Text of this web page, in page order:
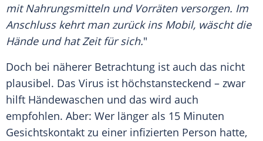
mit Nahrungsmitteln und Vorräten versorgen. Im
Anschluss kehrt man zurück ins Mobil, wäscht die
Hände und hat Zeit für sich."
Doch bei näherer Betrachtung ist auch das nicht
plausibel. Das Virus ist höchstansteckend – zwar
hilft Händewaschen und das wird auch
empfohlen. Aber: Wer länger als 15 Minuten
Gesichtskontakt zu einer infizierten Person hatte,